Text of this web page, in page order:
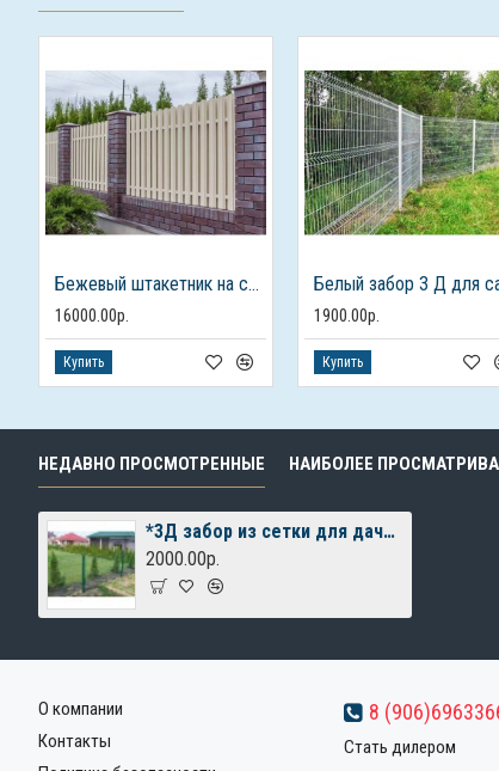
Бежевый штакетник на столбах из кирпича
16000.00р.
Купить
1900.00р.
Купить
НЕДАВНО ПРОСМОТРЕННЫЕ НАИБОЛЕЕ
*3Д забор из сетки для дачного дома
2000.00р.
О компании
Контакты
8
Стать дилером